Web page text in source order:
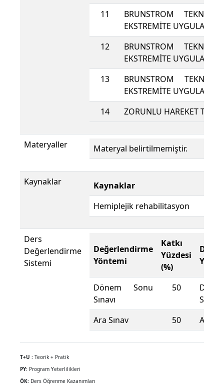
11
BRUNSTROM
EKSTREMİTE
12
BRUNSTROM
EKSTREMİTE
13
BRUNSTROM
EKSTREMİTE
14
ZORUNLU HAREKET
Materyaller Materyal belirtilmemiştir.
Kaynaklar Kaynaklar
Hemiplejik rehabilitasyon
Ders
Değerlendirme
Sistemi
Değerlendirme
Yöntemi
Katkı
Yüzdesi
(%)
Dönem Sonu
Sınavı
50
Sınavı
Ara Sınav
50 Ara
T+U : Teorik + Pratik
PY: Program Yeterlilikleri
ÖK: Ders Öğrenme Kazanımları